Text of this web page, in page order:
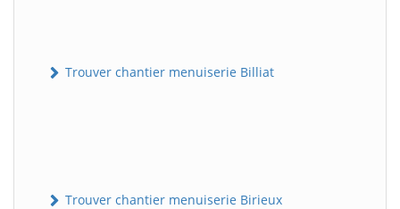
Trouver chantier menuiserie Billiat
Trouver chantier menuiserie Birieux